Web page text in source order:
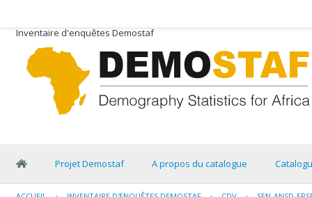
Inventaire d'enquêtes Demostaf
Projet Demostaf A propos du catalogue